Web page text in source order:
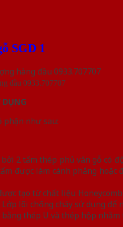
SGD 1
đầu 0933.707707
DỤNG
phận như sau:
2 tấm thép phủ vân gỗ có
được làm cánh phẳng
tạo từ chất liệu
lõi chống cháy sử dụng
thép U và thép hộp nhằm